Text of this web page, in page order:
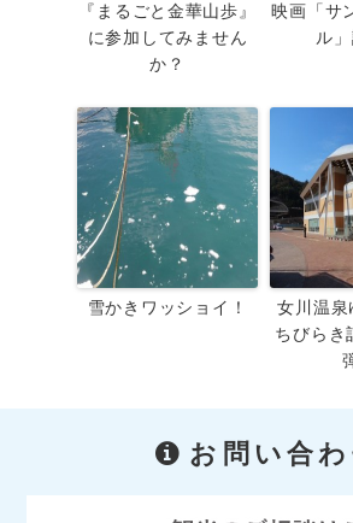
『まるごと金華山歩』
に参加してみません
か？
映画「サ
ル
雪かきワッショイ！
女川温泉
ちびらき
お問い合わ